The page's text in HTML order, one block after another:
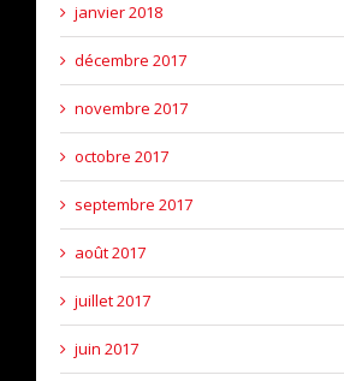
janvier 2018
décembre 2017
novembre 2017
octobre 2017
septembre 2017
août 2017
juillet 2017
juin 2017